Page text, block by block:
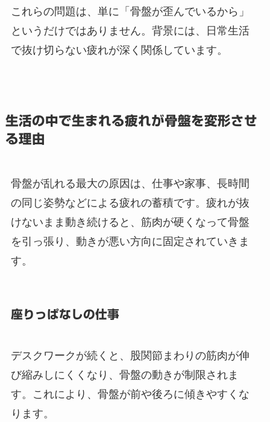
これらの問題は、単に「骨盤が歪んでいるから」
というだけではありません。背景には、日常生活
で抜け切らない疲れが深く関係しています。
生活の中で生まれる疲れが骨盤を変形させ
る理由
骨盤が乱れる最大の原因は、仕事や家事、長時間
の同じ姿勢などによる疲れの蓄積です。疲れが抜
けないまま動き続けると、筋肉が硬くなって骨盤
を引っ張り、動きが悪い方向に固定されていきま
す。
座りっぱなしの仕事
デスクワークが続くと、股関節まわりの筋肉が伸
び縮みしにくくなり、骨盤の動きが制限されま
す。これにより、骨盤が前や後ろに傾きやすくな
ります。